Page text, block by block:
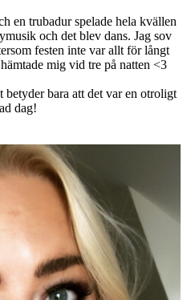
en trubadur spelade hela kvällen
och det blev dans. Jag sov
festen inte var allt för långt
mig vid tre på natten <3
bara att det var en otroligt
dag!